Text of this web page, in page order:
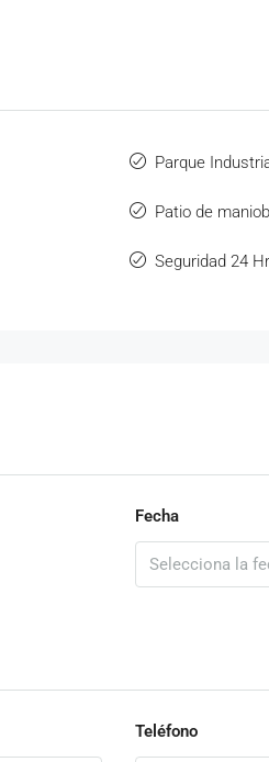
Parque
Patio de
Seguridad 24
Fecha
Teléfono